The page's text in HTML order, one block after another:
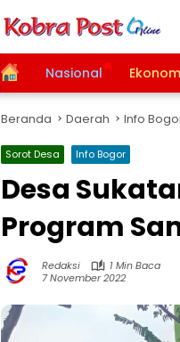
HomeNasional
Beranda Daerah Info
Sorot Desa Info Bogor
Desa
Program
Redaksi
1 Min Baca
7 November 2022